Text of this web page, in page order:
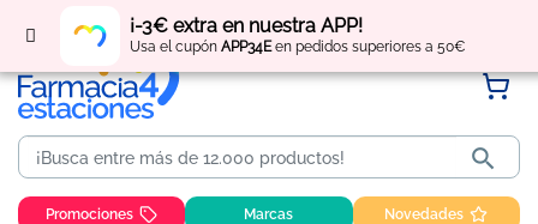
¡-3€ extra en nuestra APP!
Usa el cupón APP34Een pedidos superiores a 50€
Regístratey obtén puntos por tus compras

Promociones Marcas Novedades